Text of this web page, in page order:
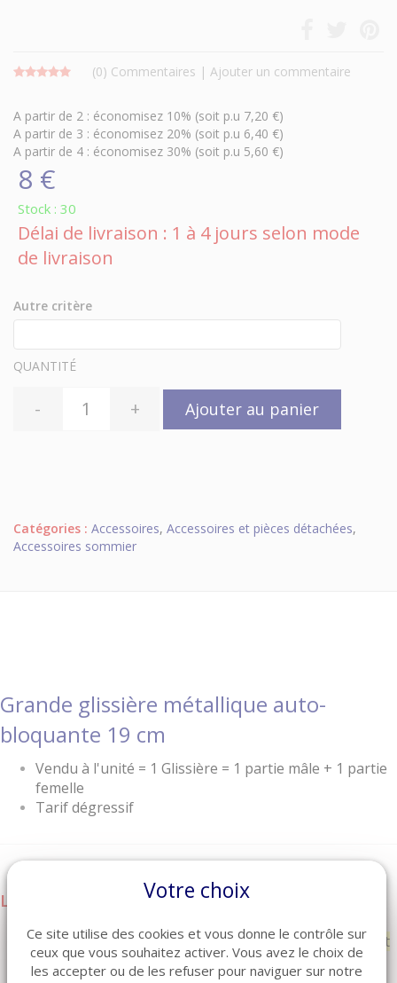
(0) Commentaires | Ajouter un commentaire
A partir de 2 : économisez 10% (soit p.u 7,20 €)
A partir de 3 : économisez 20% (soit p.u 6,40 €)
A partir de 4 : économisez 30% (soit p.u 5,60 €)
8 €
Stock : 30
Délai de livraison : 1 à 4 jours selon mode
de livraison
Autre critère
QUANTITÉ
- + Ajouter au panier
Catégories : Accessoires, Accessoires et pièces détachées,
Accessoires sommier
Grande glissière métallique auto-
bloquante 19 cm
Vendu à l'unité = 1 Glissière = 1 partie mâle + 1 partie
femelle
Tarif dégressif
LIVRAISON
Livraison sous 2 à 4 jours à domicile ou en point
relais (si article en stock)
Votre choix
Ce site utilise des cookies et vous donne le contrôle sur
ceux que vous souhaitez activer. Vous avez le choix de
les accepter ou de les refuser pour naviguer sur notre